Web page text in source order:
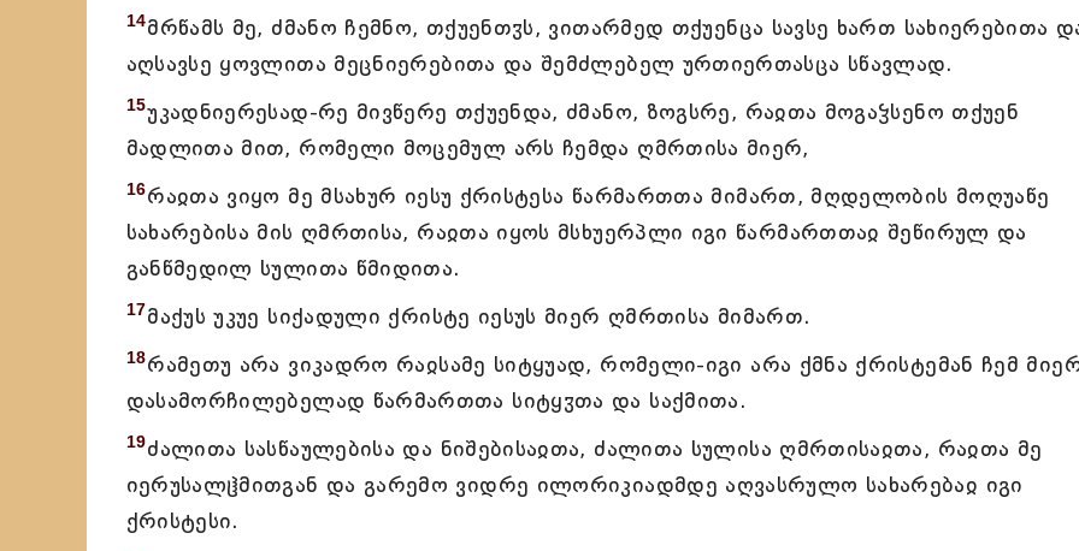
14მრწამს მე, ძმანო ჩემნო, თქუენთჳს, ვითარმედ თქუენცა სავსე ხართ სახიერებითა
აღსავსე ყოვლითა მეცნიერებითა და შემძლებელ ურთიერთასცა სწავლად.
15უკადნიერესად-რე მივწერე თქუენდა, ძმანო, ზოგსრე, რაჲთა მოგაჴსენო თქუენ
მადლითა მით, რომელი მოცემულ არს ჩემდა ღმრთისა მიერ,
16რაჲთა ვიყო მე მსახურ იესუ ქრისტესა წარმართთა მიმართ, მღდელობის მოღუაწე
სახარებისა მის ღმრთისა, რაჲთა იყოს მსხუერპლი იგი წარმართთაჲ შეწირულ და
განწმედილ სულითა წმიდითა.
17მაქუს უკუე სიქადული ქრისტე იესუს მიერ ღმრთისა მიმართ.
18რამეთუ არა ვიკადრო რაჲსამე სიტყუად, რომელი-იგი არა ქმნა ქრისტემან ჩემ
დასამორჩილებელად წარმართთა სიტყჳთა და საქმითა.
19ძალითა სასწაულებისა და ნიშებისაჲთა, ძალითა სულისა ღმრთისაჲთა, რაჲთა მე
იერუსალჱმითგან და გარემო ვიდრე ილორიკიადმდე აღვასრულო სახარებაჲ იგი
ქრისტესი.